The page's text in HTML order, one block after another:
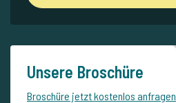
Unsere Broschüre
Broschüre jetzt kostenlos anfragen